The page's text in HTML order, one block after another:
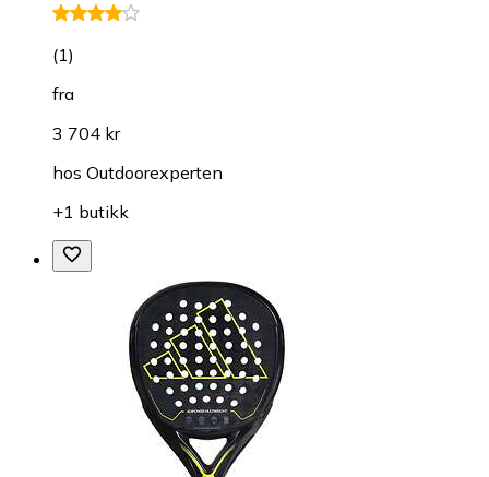
(1)
fra
3 704 kr
hos Outdoorexperten
+1 butikk